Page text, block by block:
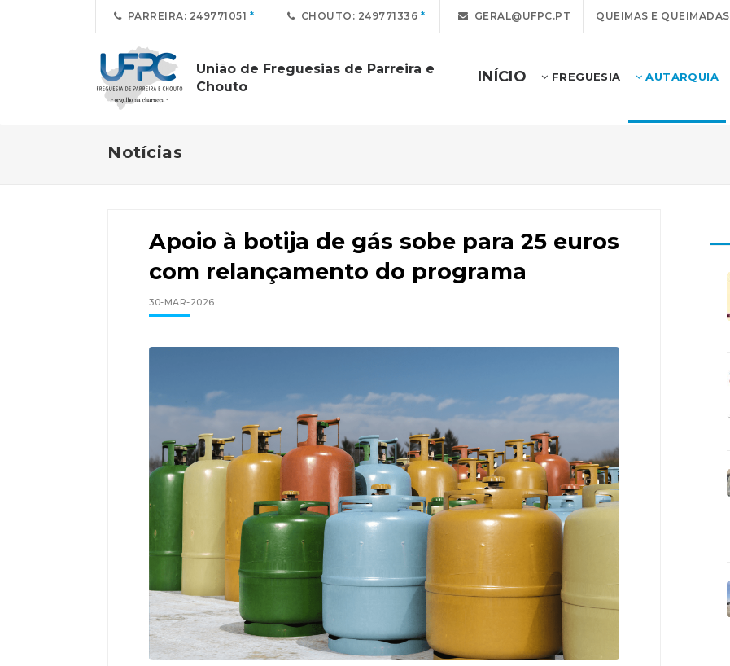
PARREIRA: 249771051 CHOUTO: 249771336 GERAL@UFPC.PT QUEIMAS E QUEIMADAS
União de Freguesias de Parreira e
Chouto
INÍCIO FREGUESIA AUTARQUIA
Notícias
Apoio à botija de gás sobe para 25 euros
com relançamento do programa
30-MAR-2026